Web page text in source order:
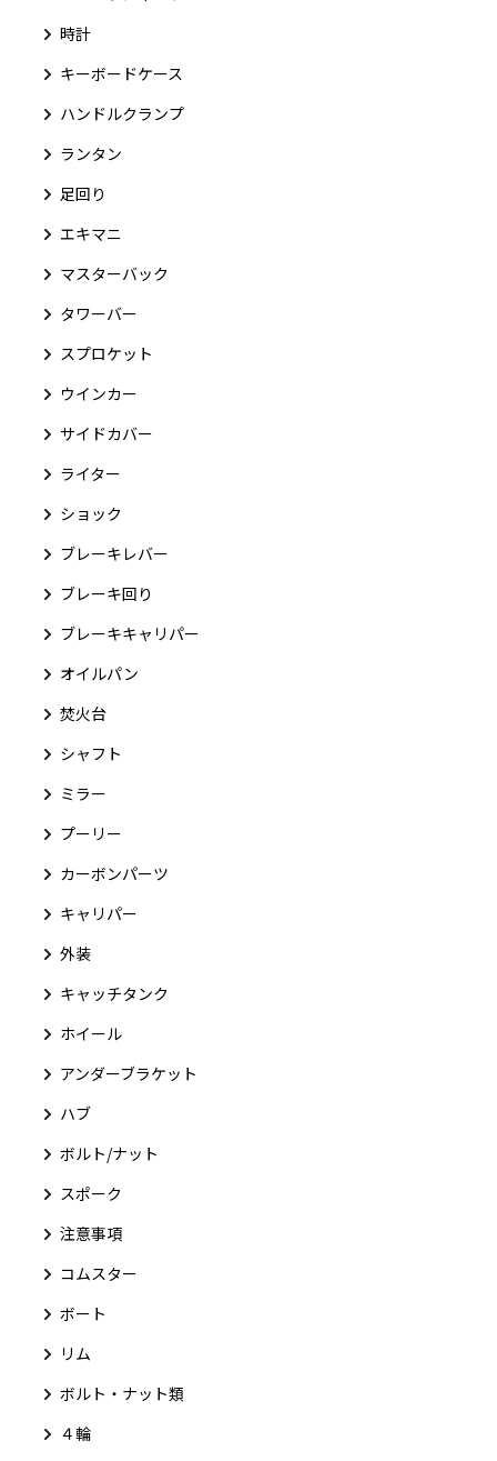
時計
キーボードケース
ハンドルクランプ
ランタン
足回り
エキマニ
マスターバック
タワーバー
スプロケット
ウインカー
サイドカバー
ライター
ショック
ブレーキレバー
ブレーキ回り
ブレーキキャリパー
オイルパン
焚火台
シャフト
ミラー
プーリー
カーボンパーツ
キャリパー
外装
キャッチタンク
ホイール
アンダーブラケット
ハブ
ボルト/ナット
スポーク
注意事項
コムスター
ボート
リム
ボルト・ナット類
４輪